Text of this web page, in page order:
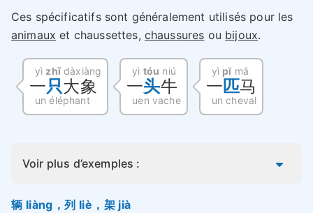
Ces spécificatifs sont généralement utilisés pour les
animaux et chaussettes, chaussures ou bijoux.
yì zhǐdàxiàng
一只大象
un éléphant
yì tóu niú
一头牛
uen vache
yì pīmǎ
一匹马
un cheval
Voir plus d’exemples :
辆 liàng，列 liè，架 jià